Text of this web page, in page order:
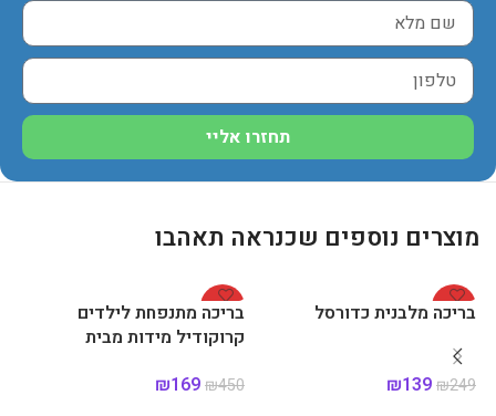
תחזרו אליי
מוצרים נוספים שכנראה תאהבו
-44%
בריכה מלבנית כדורסל
₪249
₪139
-62%
בריכה מתנפחת לילדים
קרוקודיל מידות מבית
₪450
₪169